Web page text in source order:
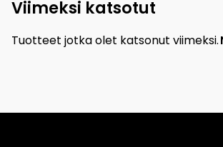
Viimeksi katsotut
Tuotteet jotka olet katsonut viimeksi.